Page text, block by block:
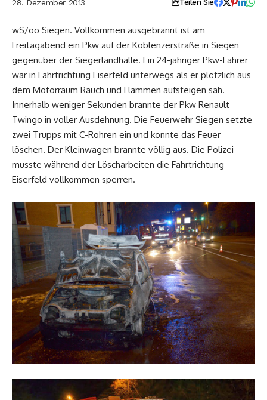
28. Dezember 2013 Teilen Sie
wS/oo Siegen. Vollkommen ausgebrannt ist am
Freitagabend ein Pkw auf der Koblenzerstraße in Siegen
gegenüber der Siegerlandhalle. Ein 24-jähriger Pkw-Fahrer
war in Fahrtrichtung Eiserfeld unterwegs als er plötzlich aus
dem Motorraum Rauch und Flammen aufsteigen sah.
Innerhalb weniger Sekunden brannte der Pkw Renault
Twingo in voller Ausdehnung. Die Feuerwehr Siegen setzte
zwei Trupps mit C-Rohren ein und konnte das Feuer
löschen. Der Kleinwagen brannte völlig aus. Die Polizei
musste während der Löscharbeiten die Fahrtrichtung
Eiserfeld vollkommen sperren.